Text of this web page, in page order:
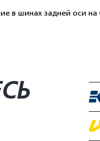
в шинах задней оси